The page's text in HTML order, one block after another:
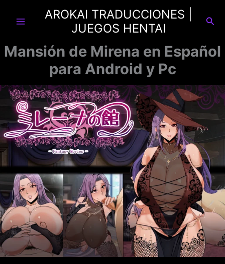
AROKAI TRADUCCIONES |
JUEGOS HENTAI
Mansión de Mirena en Español
para Android y Pc